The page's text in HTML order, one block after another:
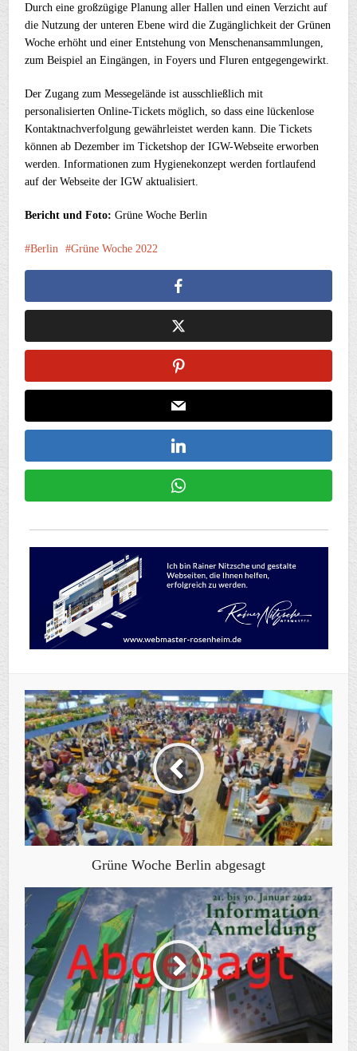
Durch eine großzügige Planung aller Hallen und einen Verzicht auf
die Nutzung der unteren Ebene wird die Zugänglichkeit der Grünen
Woche erhöht und einer Entstehung von Menschenansammlungen,
zum Beispiel an Eingängen, in Foyers und Fluren entgegengewirkt.
Der Zugang zum Messegelände ist ausschließlich mit
personalisierten Online-Tickets möglich, so dass eine lückenlose
Kontaktnachverfolgung gewährleistet werden kann. Die Tickets
können ab Dezember im Ticketshop der IGW-Webseite erworben
werden. Informationen zum Hygienekonzept werden fortlaufend
auf der Webseite der IGW aktualisiert.
Bericht und Foto: Grüne Woche Berlin
Berlin Grüne Woche 2022
Grüne Woche Berlin abgesagt